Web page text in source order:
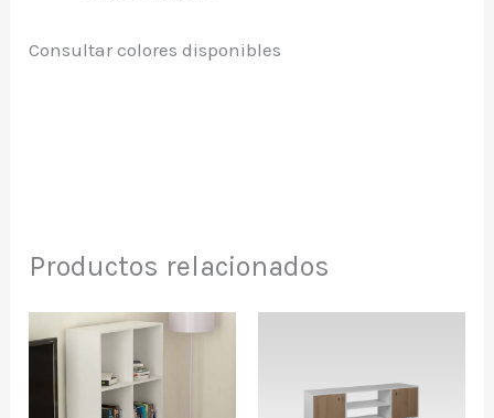
Consultar colores disponibles
Productos relacionados